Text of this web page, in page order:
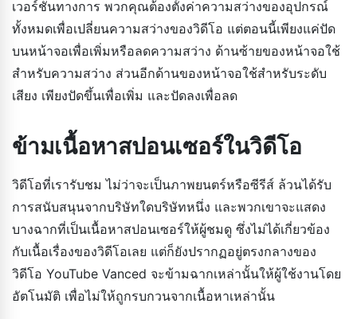
เวอร์ชันทางการ พวกคุณต้องตั้งค่าความสว่างของอุปกรณ์
ทั้งหมดเพื่อเปลี่ยนความสว่างของวิดีโอ แต่ตอนนี้เพียงแค่ปัด
บนหน้าจอเพื่อเพิ่มหรือลดความสว่าง ด้านซ้ายของหน้าจอใช้
สำหรับความสว่าง ส่วนอีกด้านของหน้าจอใช้สำหรับระดับ
เสียง เพียงปัดขึ้นเพื่อเพิ่ม และปัดลงเพื่อลด
ข้ามเนื้อหาสปอนเซอร์ในวิดีโอ
วิดีโอที่เรารับชม ไม่ว่าจะเป็นภาพยนตร์หรือซีรีส์ ล้วนได้รับ
การสนับสนุนจากบริษัทใดบริษัทหนึ่ง และพวกเขาจะแสดง
บางฉากที่เป็นเนื้อหาสปอนเซอร์ให้ผู้ชมดู ซึ่งไม่ได้เกี่ยวข้อง
กับเนื้อเรื่องของวิดีโอเลย แต่ก็ยังปรากฏอยู่ตรงกลางของ
วิดีโอ YouTube Vanced จะข้ามฉากเหล่านั้นให้ผู้ใช้งานโดย
อัตโนมัติ เพื่อไม่ให้ถูกรบกวนจากเนื้อหาเหล่านั้น